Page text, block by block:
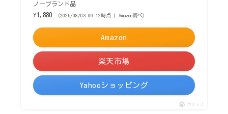
ノーブランド品
¥1,880
（2025/08/03 09:12時点 | Amazon調べ）
Amazon
楽天市場
Yahooショッピング
ポチップ